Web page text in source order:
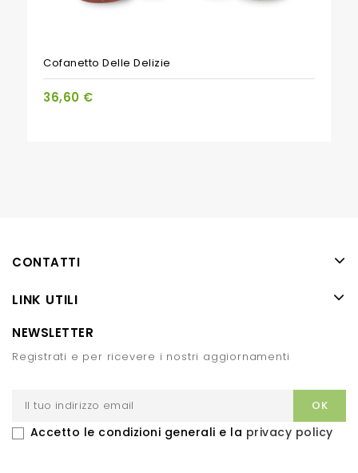
Cofanetto Delle Delizie
36,60 €
CONTATTI
LINK UTILI
NEWSLETTER
Registrati e per ricevere i nostri aggiornamenti
Accetto le condizioni generali e la privacy policy